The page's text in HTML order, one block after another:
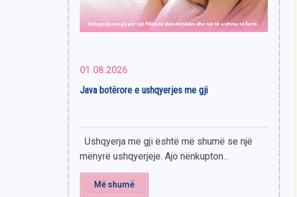
01.08.2026
Java botërore e ushqyerjes me gji
Ushqyerja me gji është më shumë se një
mënyrë ushqyerjeje. Ajo nënkupton...
Më shumë